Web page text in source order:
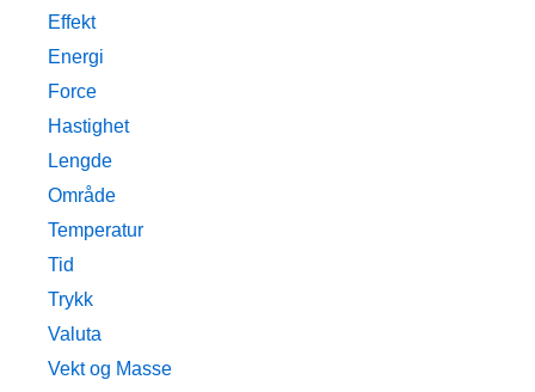
Effekt
Energi
Force
Hastighet
Lengde
Område
Temperatur
Tid
Trykk
Valuta
Vekt og Masse